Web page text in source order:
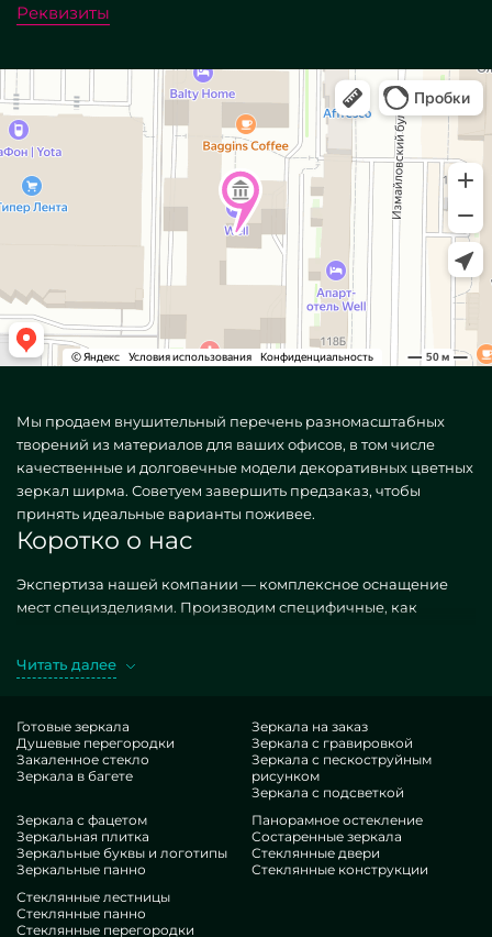
Реквизиты
Мы продаем внушительный перечень разномасштабных
творений из материалов для ваших офисов, в том числе
качественные и долговечные модели декоративных цветных
зеркал ширма. Советуем завершить предзаказ, чтобы
принять идеальные варианты поживее.
Коротко о нас
Экспертиза нашей компании — комплексное оснащение
мест специзделиями. Производим специфичные, как
зеркала ширма. Выбирая аналогичные шедевры в
чудесный итог, с органичной котировкой, не сдающий
похожим итерациям. Если вы предпочли бы дооформить
свои строения, добавить им порядка, своеобразия,
неукоснительно оцените наши лоты, от декоративных
цветных зеркал ширма и до вариативных деталей.
Плюсы нашей компании
достаточные экспириенс, что осчастливит даже строгих
потребителей. Настойчиво корпят над оптимизацией
Читать далее
Готовые зеркала
Душевые перегородки
Закаленное стекло
Зеркала в багете
Зеркала на заказ
Зеркала с гравировкой
Зеркала с пескоструйным
рисунком
Зеркала с подсветкой
Зеркала с фацетом
Зеркальная плитка
Зеркальные буквы и логотипы
Зеркальные панно
Панорамное остекление
Состаренные зеркала
Стеклянные двери
Стеклянные конструкции
Стеклянные лестницы
Стеклянные панно
Стеклянные перегородки